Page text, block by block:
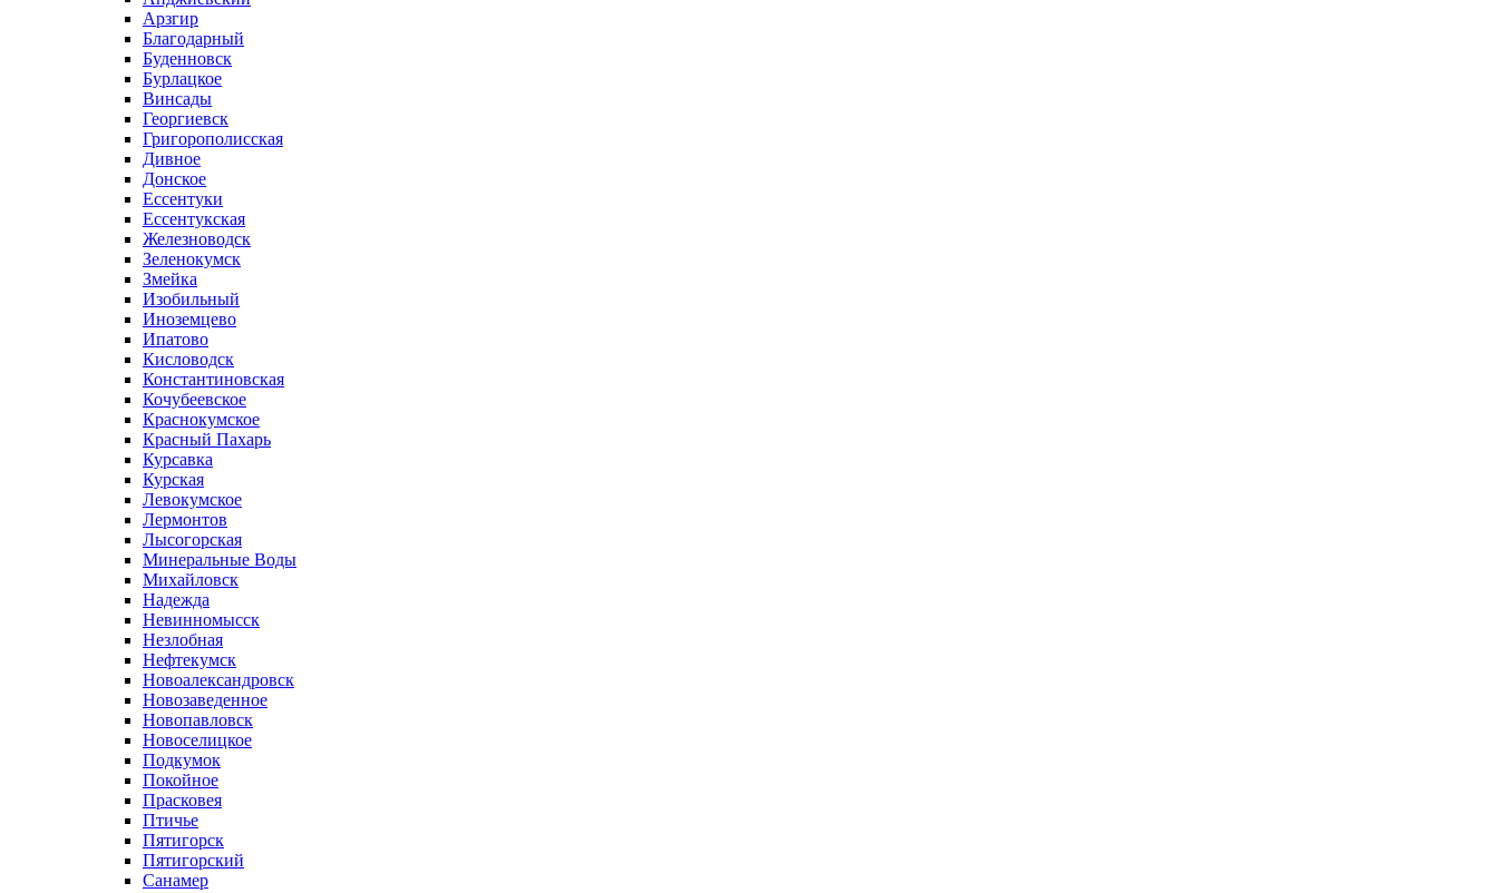
Арзгир
Благодарный
Буденновск
Бурлацкое
Винсады
Георгиевск
Григорополисская
Дивное
Донское
Ессентуки
Ессентукская
Железноводск
Зеленокумск
Змейка
Изобильный
Иноземцево
Ипатово
Кисловодск
Константиновская
Кочубеевское
Краснокумское
Красный Пахарь
Курсавка
Курская
Левокумское
Лермонтов
Лысогорская
Минеральные Воды
Михайловск
Надежда
Невинномысск
Незлобная
Нефтекумск
Новоалександровск
Новозаведенное
Новопавловск
Новоселицкое
Подкумок
Покойное
Прасковея
Птичье
Пятигорск
Пятигорский
Санамер